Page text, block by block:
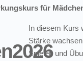
für
In diesem Kurs
Stärke
Spielen und